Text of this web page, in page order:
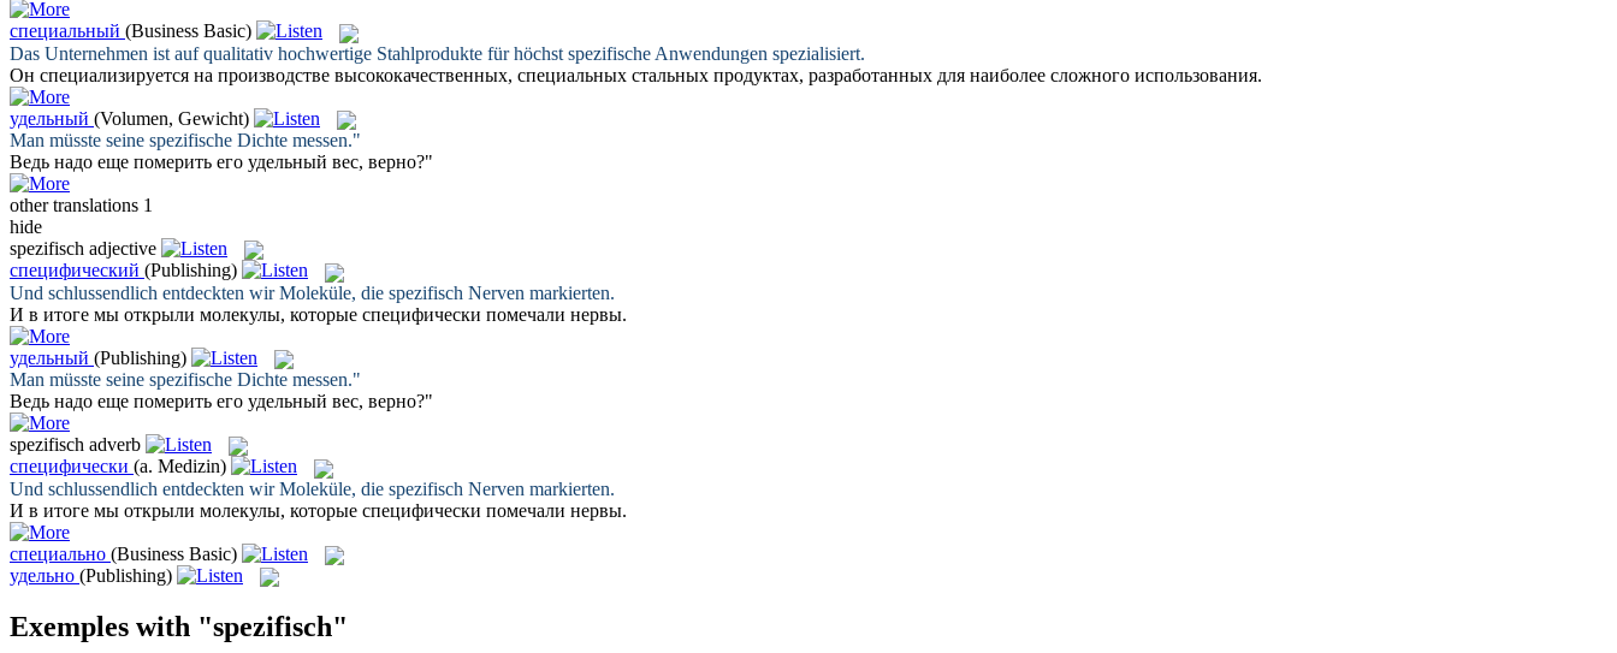
специальный (Business Basic)
Das Unternehmen ist auf qualitativ hochwertige Stahlprodukte für höchst spezifische Anwendungen spezialisiert.
Он специализируется на производстве высококачественных, специальных стальных продуктах, разработанных для наиболее сложного использования.
удельный (Volumen, Gewicht)
Man müsste seine spezifische Dichte messen."
Ведь надо еще померить его удельный вес, верно?"
other translations 1
hide
spezifisch adjective
специфический (Publishing)
Und schlussendlich entdeckten wir Moleküle, die spezifisch Nerven markierten.
И в итоге мы открыли молекулы, которые специфически помечали нервы.
удельный (Publishing)
Man müsste seine spezifische Dichte messen."
Ведь надо еще померить его удельный вес, верно?"
spezifisch adverb
специфически (a. Medizin)
Und schlussendlich entdeckten wir Moleküle, die spezifisch Nerven markierten.
И в итоге мы открыли молекулы, которые специфически помечали нервы.
специально (Business Basic)
удельно (Publishing)
Exemples with "spezifisch"